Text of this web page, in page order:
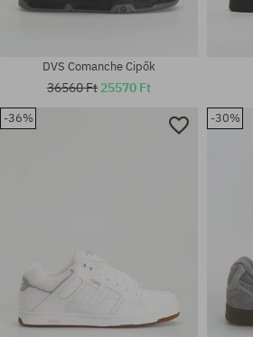
DVS Comanche Cipők
36560 Ft 25570 Ft
-36% -30%